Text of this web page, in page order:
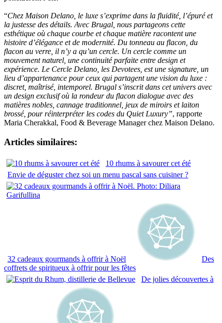
“Chez Maison Delano, le luxe s’exprime dans la fluidité, l’épuré et
la justesse des détails. Avec Brugal, nous partageons cette
esthétique où chaque courbe et chaque matière racontent une
histoire d’élégance et de modernité. Du tonneau au flacon, du
flacon au verre, il n’y a qu’un cercle. Un cercle comme un
mouvement naturel, une continuité parfaite entre design et
expérience. Le Cercle Delano, les Devotees, est une signature, un
lieu d’appartenance pour ceux qui partagent une vision du luxe :
discret, maîtrisé, intemporel. Brugal s’inscrit dans cet univers avec
un design exclusif où la rondeur du flacon dialogue avec des
matières nobles, cannage traditionnel, jeux de miroirs et laiton
brossé, pour réinterpréter les codes du Quiet Luxury”, rapporte
Maria Cherakkal, Food & Beverage Manager chez Maison Delano.
Articles similaires:
10 rhums à savourer cet été
Envie de déguster chez soi un menu pascal sans cuisiner ?
32 cadeaux gourmands à offrir à Noël
Des
coffrets de spiritueux à offrir pour les fêtes
De jolies découvertes à